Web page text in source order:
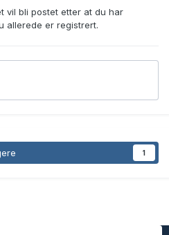
vil bli postet etter at du har
allerede er registrert.
1